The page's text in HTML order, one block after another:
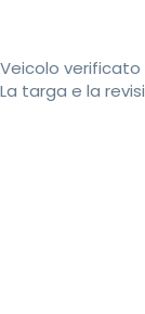
Veicolo verificato
La targa e la